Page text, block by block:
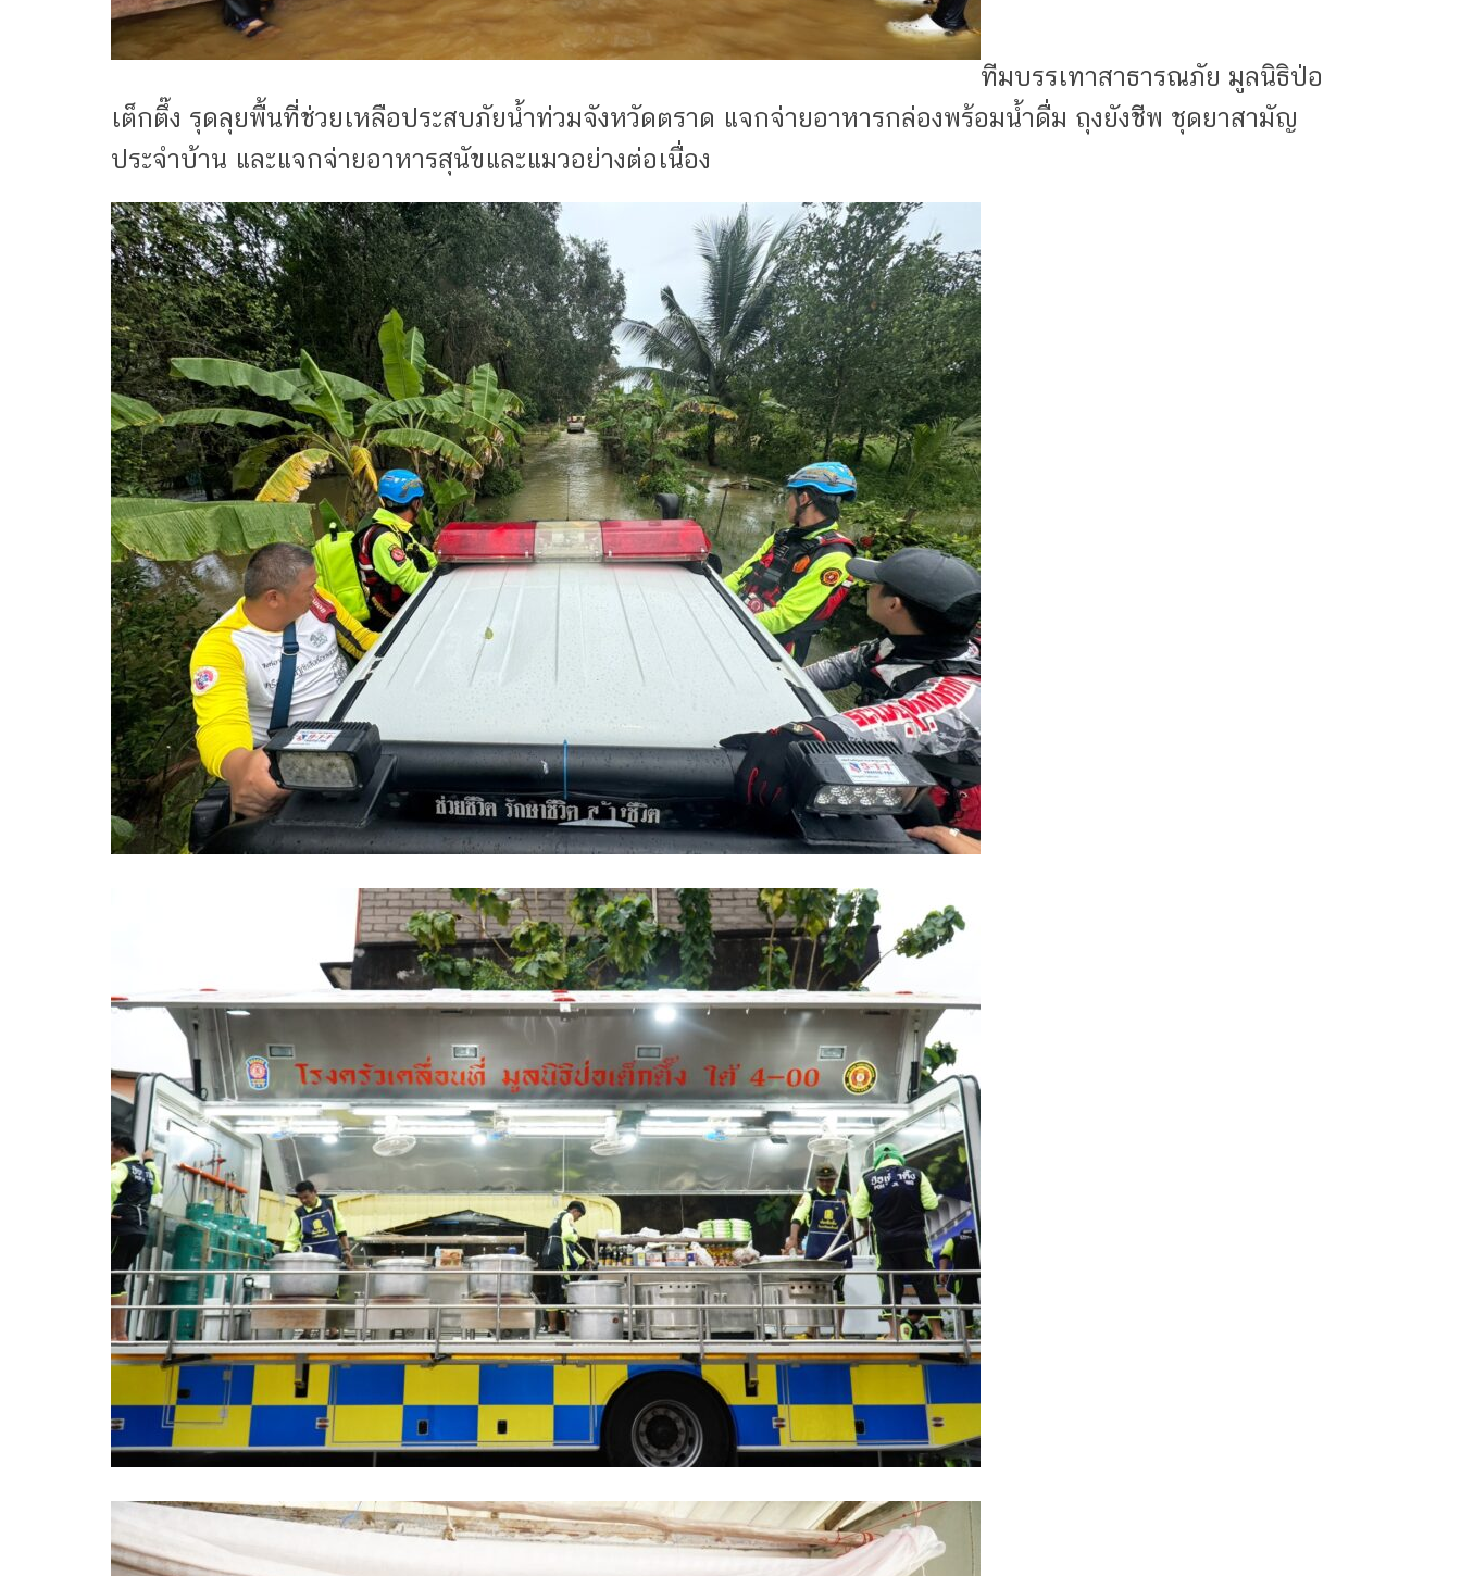
ทีมบรรเทาสาธารณภัย มูลนิธิป่อ
เต็กตึ๊ง รุดลุยพื้นที่ช่วยเหลือประสบภัยน้ำท่วมจังหวัดตราด แจกจ่ายอาหารกล่องพร้อมน้ำดื่ม ถุงยังชีพ ชุดยาสามัญ
ประจำบ้าน และแจกจ่ายอาหารสุนัขและแมวอย่างต่อเนื่อง